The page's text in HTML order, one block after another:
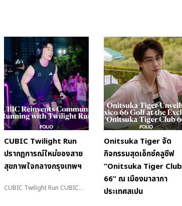
CUBIC Twilight Run
ปรากฏการณ์ใหม่ของสาย
สุขภาพใจกลางกรุงเทพฯ
CUBIC Twilight Run CUBIC...
Onitsuka Tiger จัด
กิจกรรมสุดเอ็กซ์คลูซีฟ
“Onitsuka Tiger Club
66” ณ เมืองมาลากา
ประเทศสเปน